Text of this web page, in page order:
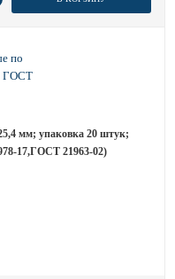
мм; упаковка 20 штук;
17,ГОСТ 21963-02)